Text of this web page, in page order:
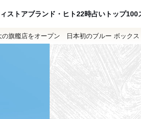
ストアブランド・ヒト22時占い トップ100
の旗艦店をオープン 日本初のブルー ボック